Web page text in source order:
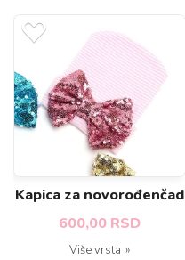
Kapica za novorođenčad
600,00 RSD
Više vrsta